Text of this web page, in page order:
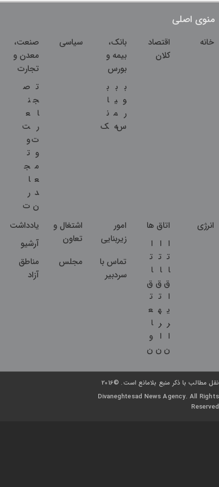
منوی اصلی
خانه
اقتصاد
کلان
بانک،
بیمه و
بورس
ب
و
ر
س
ب
ی
م
ه
ب
ا
ن
ک
سیاسی
صنعت،
معدن و
تجارت
ت
ج
ا
ر
ت
و
م
ع
د
ن
ص
ن
ع
ت
و
ت
ج
ا
ر
ت
انرژی
اتاق ها
ا
ت
ا
ق
ا
ی
ر
ا
ن
ا
ت
ا
ق
ت
ه
ر
ا
ن
ا
ت
ا
ق
ت
ع
ا
و
ن
امور
زیربنایی
اشتغال و
تعاون
یادداشت
آرشیو
تماس با
سردبیر
مجلس
مناطق
آزاد
نقل مطالب با ذکر منبع بلامانع است. ©2016
Divaneghtesad News Agency. All Rights
Reserved